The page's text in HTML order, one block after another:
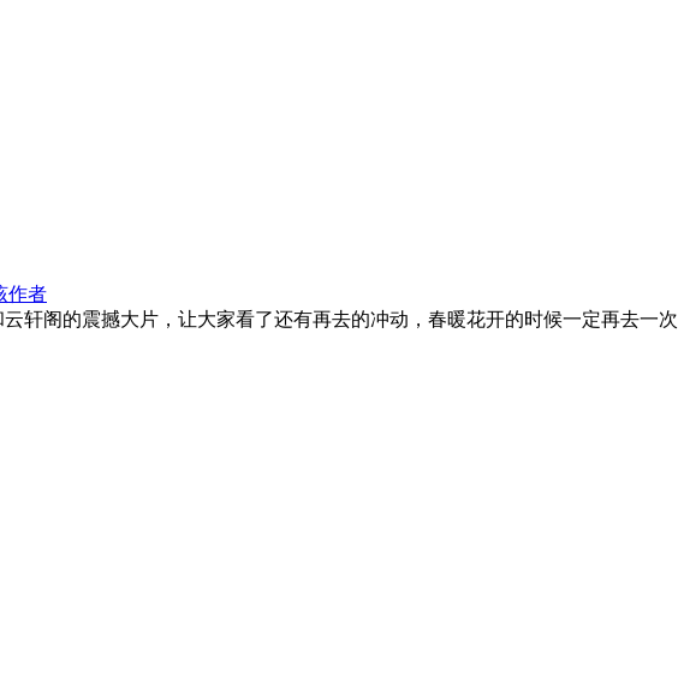
作者
轩阁的震撼大片，让大家看了还有再去的冲动，春暖花开的时候一定再去一次